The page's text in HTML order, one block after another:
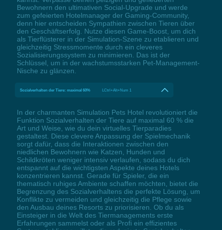
Bewohnern den ultimativen Social-Upgrade und werde
zum gefeierten Hotelmanager der Gaming-Community,
denn hier entscheiden Sympathien zwischen Tieren über
den Geschäftserfolg. Nutze diesen Game-Boost, um dich
als Tierflüsterer in der Simulation-Szene zu etablieren und
gleichzeitig Stressmomente durch ein cleveres
Sozialisierungssystem zu minimieren. Das ist der
Schlüssel, um in der wachstumsstarken Pet-Management-
Nische zu glänzen.
Sozialverhalten der Tiere: maximal 60% LCtrl+Alt+Num 1
In der charmanten Simulation Pets Hotel revolutioniert die
Funktion Sozialverhalten der Tiere auf maximal 60 % die
Art und Weise, wie du dein virtuelles Tierparadies
gestaltest. Diese clevere Anpassung der Spielmechanik
sorgt dafür, dass die Interaktionen zwischen den
niedlichen Bewohnern wie Katzen, Hunden und
Schildkröten weniger intensiv verlaufen, sodass du dich
entspannt auf die wichtigsten Aspekte deines Hotels
konzentrieren kannst. Gerade für Spieler, die ein
thematisch ruhiges Ambiente schaffen möchten, bietet die
Begrenzung des Sozialverhaltens die perfekte Lösung, um
Konflikte zu vermeiden und gleichzeitig die Pflege sowie
den Ausbau deines Resorts zu priorisieren. Ob du als
Einsteiger in die Welt des Tiermanagements erste
Erfahrungen sammelst oder als Profi ein effizientes